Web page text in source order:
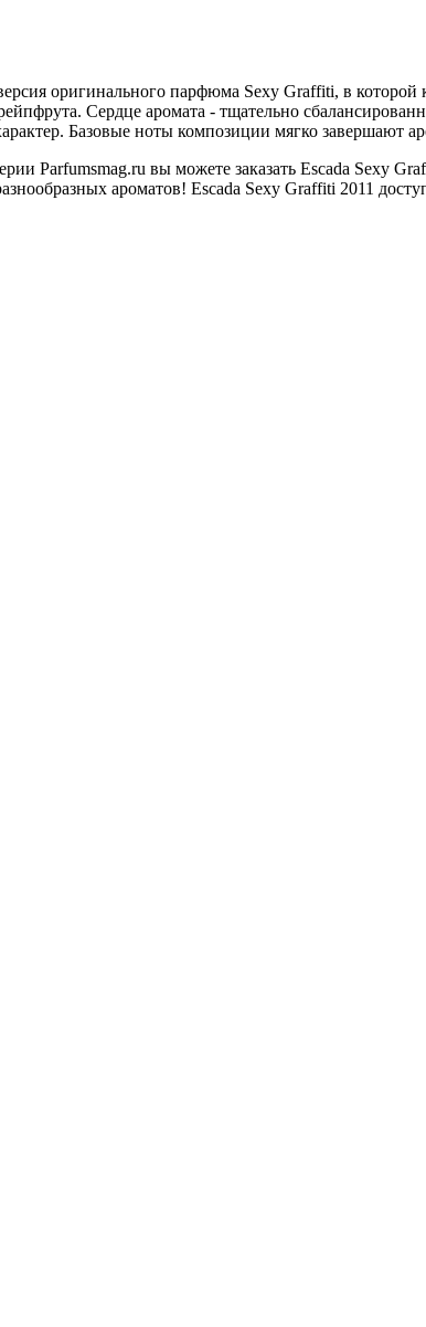
оригинального парфюма Sexy Graffiti, в
Сердце аромата - тщательно
Базовые ноты композиции мягко завершают
Parfumsmag.ru вы можете заказать Escada Sexy
ароматов! Escada Sexy Graffiti 2011